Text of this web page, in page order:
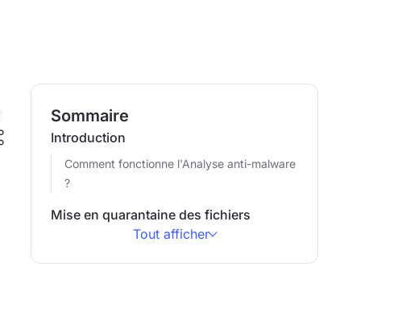
Sommaire
Introduction
Comment fonctionne l'Analyse anti-malware
?
Mise en quarantaine des fichiers
Tout afficher